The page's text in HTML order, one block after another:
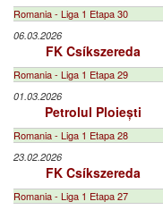
Romania - Liga 1 Etapa 30
06.03.2026
FK Csíkszereda
Romania - Liga 1 Etapa 29
01.03.2026
Petrolul Ploiești
Romania - Liga 1 Etapa 28
23.02.2026
FK Csíkszereda
Romania - Liga 1 Etapa 27